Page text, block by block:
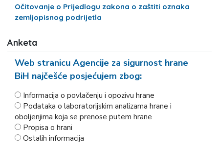
Očitovanje o Prijedlogu zakona o zaštiti oznaka
zemljopisnog podrijetla
Anketa
Web stranicu Agencije za sigurnost hrane
BiH najčešće posjećujem zbog:
Informacija o povlačenju i opozivu hrane
Podataka o laboratorijskim analizama hrane i
oboljenjima koja se prenose putem hrane
Propisa o hrani
Ostalih informacija